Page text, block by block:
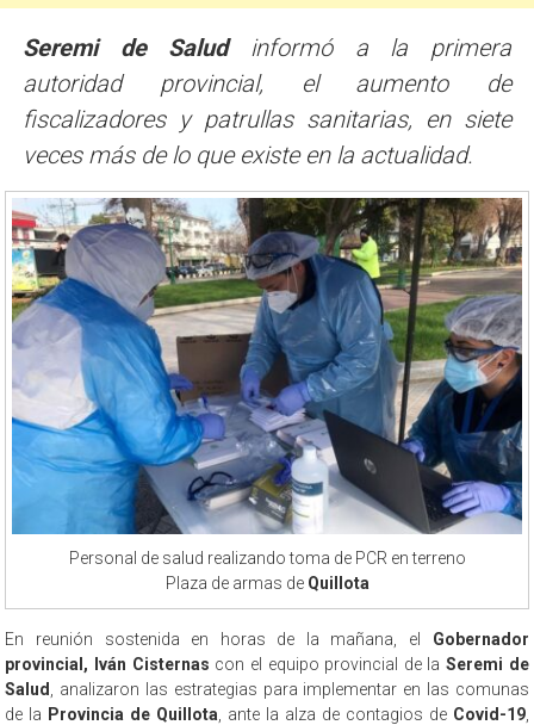
Seremi de Saludinformó a la primera
autoridad provincial, el aumento de
fiscalizadores y patrullas sanitarias, en siete
veces más de lo que existe en la actualidad.
Personal de salud realizando toma de PCR en terreno
Plaza de armas de Quillota
En reunión sostenida en horas de la mañana, el Gobernador
provincial, Iván Cisternas con el equipo provincial de la Seremi de
Salud
, analizaron las estrategias para implementar en las comunas
de la Provincia de Quillota , ante la alza de contagios de Covid-19,